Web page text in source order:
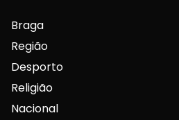
Braga
Região
Desporto
Religião
Nacional